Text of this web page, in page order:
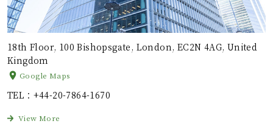
18th Floor, 100 Bishopsgate, London, EC2N 4AG, United
Kingdom
Google Maps
TEL ：+44-20-7864-1670
View More